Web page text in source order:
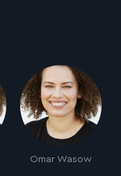
Omar Wasow